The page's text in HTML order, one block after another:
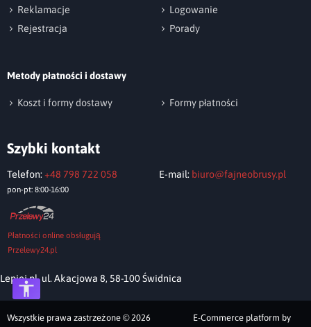
Reklamacje
Logowanie
Rejestracja
Porady
Metody płatności i dostawy
Koszt i formy dostawy Formy płatności
Szybki kontakt
Telefon: +48 798 722 058
pon-pt: 8:00-16:00
E-mail: biuro@fajneobrusy.pl
Płatności online obsługują
Przelewy24.pl
Lepiej.pl, ul. Akacjowa 8, 58-100 Świdnica
Wszystkie prawa zastrzeżone © 2026
E-Commerce platform by